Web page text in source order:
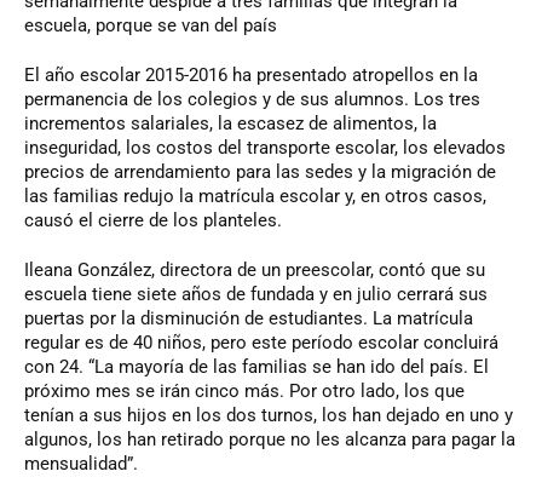
escuela, porque se van del país
El año escolar 2015-2016 ha presentado atropellos en la
permanencia de los colegios y de sus alumnos. Los tres
incrementos salariales, la escasez de alimentos, la
inseguridad, los costos del transporte escolar, los elevados
precios de arrendamiento para las sedes y la migración de
las familias redujo la matrícula escolar y, en otros casos,
causó el cierre de los planteles.
Ileana González, directora de un preescolar, contó que su
escuela tiene siete años de fundada y en julio cerrará sus
puertas por la disminución de estudiantes. La matrícula
regular es de 40 niños, pero este período escolar concluirá
con 24. “La mayoría de las familias se han ido del país. El
próximo mes se irán cinco más. Por otro lado, los que
tenían a sus hijos en los dos turnos, los han dejado en uno y
algunos, los han retirado porque no les alcanza para pagar la
mensualidad”.